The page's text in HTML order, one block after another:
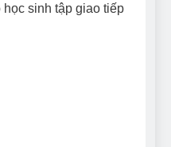
sinh tập giao tiếp